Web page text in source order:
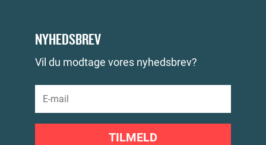
NYHEDSBREV
Vil du modtage vores nyhedsbrev?
TILMELD